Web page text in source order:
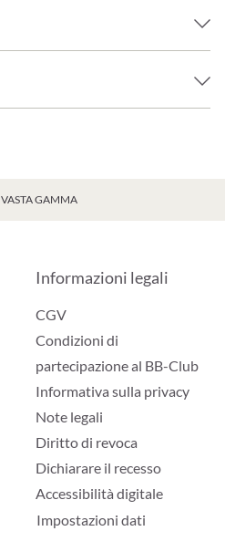
VASTA GAMMA
Informazioni legali
CGV
Condizioni di
partecipazione al BB-Club
Informativa sulla privacy
Note legali
Diritto di revoca
Dichiarare il recesso
Accessibilità digitale
Impostazioni dati